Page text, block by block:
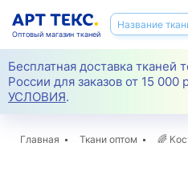
Бесплатная доставка тканей
России для заказов от 15 000
УСЛОВИЯ.
Оптовый магазин тканей
Главная Ткани оптом 🌈